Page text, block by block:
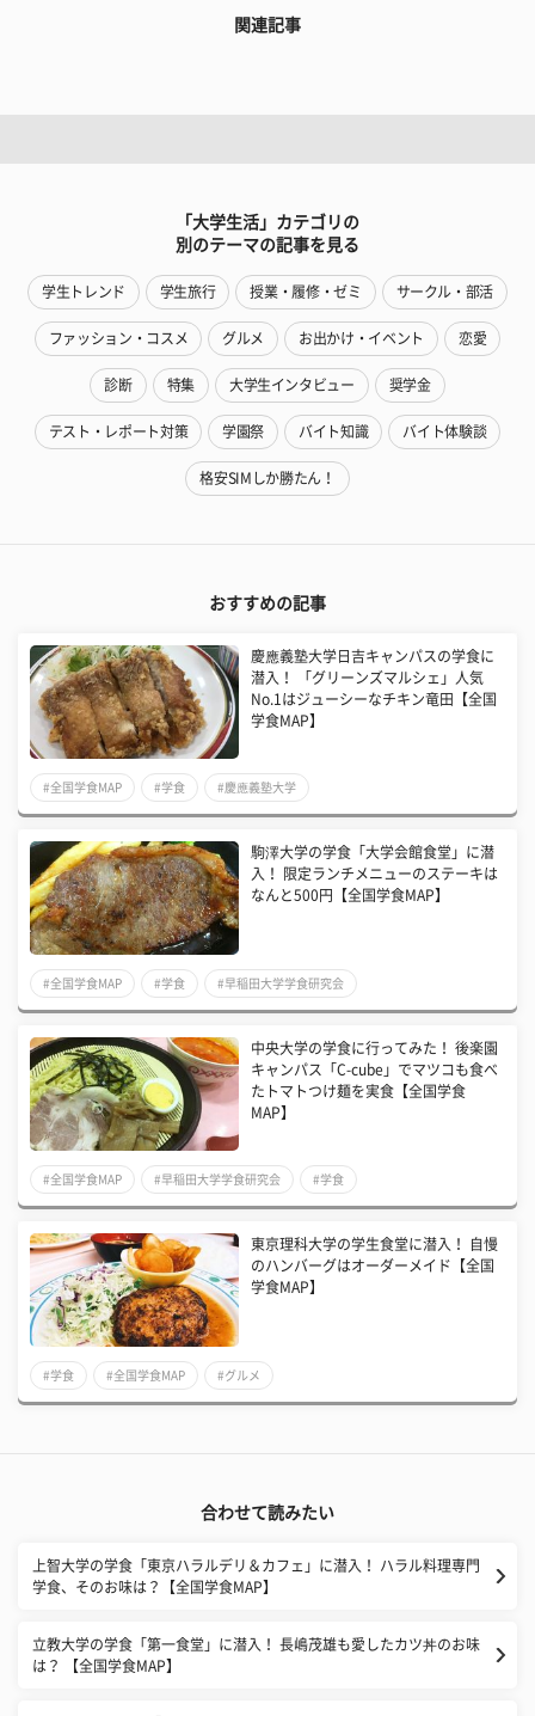
関連記事
「大学生活」カテゴリの
別のテーマの記事を見る
学生トレンド 学生旅行 授業・履修・ゼミ サークル・部活
ファッション・コスメ グルメ お出かけ・イベント 恋愛
診断 特集 大学生インタビュー 奨学金
テスト・レポート対策 学園祭 バイト知識 バイト体験談
格安SIMしか勝たん！
おすすめの記事
慶應義塾大学日吉キャンパスの学食に
潜入！ 「グリーンズマルシェ」人気
No.1はジューシーなチキン竜田【全国
学食MAP】
#全国学食MAP #学食 #慶應義塾大学
駒澤大学の学食「大学会館食堂」に潜
入！ 限定ランチメニューのステーキは
なんと500円【全国学食MAP】
#全国学食MAP #学食 #早稲田大学学食研究会
中央大学の学食に行ってみた！ 後楽園
キャンパス「C-cube」でマツコも食べ
たトマトつけ麺を実食【全国学食
MAP】
#全国学食MAP #早稲田大学学食研究会 #学食
東京理科大学の学生食堂に潜入！ 自慢
のハンバーグはオーダーメイド【全国
学食MAP】
#学食 #全国学食MAP #グルメ
合わせて読みたい
上智大学の学食「東京ハラルデリ＆カフェ」に潜入！ ハラル料理専門
学食、そのお味は？【全国学食MAP】
立教大学の学食「第一食堂」に潜入！ 長嶋茂雄も愛したカツ丼のお味
は？ 【全国学食MAP】